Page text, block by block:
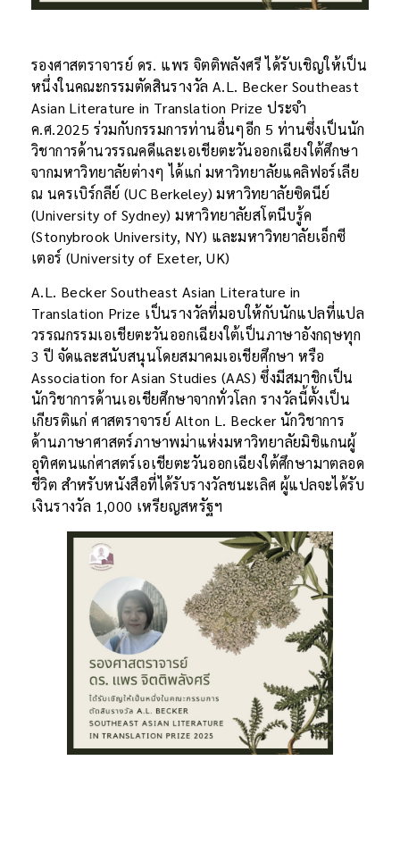
รองศาสตราจารย์ ดร. แพร จิตติพลังศรี ได้รับเชิญให้เป็น
หนึ่งในคณะกรรมตัดสินรางวัล A.L. Becker Southeast
Asian Literature in Translation Prize ประจำ
ค.ศ.2025 ร่วมกับกรรมการท่านอื่นๆอีก 5 ท่านซึ่งเป็นนัก
วิชาการด้านวรรณคดีและเอเชียตะวันออกเฉียงใต้ศึกษา
จากมหาวิทยาลัยต่างๆ ได้แก่ มหาวิทยาลัยแคลิฟอร์เลีย
ณ นครเบิร์กลีย์ (UC Berkeley) มหาวิทยาลัยซิดนีย์
(University of Sydney) มหาวิทยาลัยสโตนีบรู้ค
(Stonybrook University, NY) และมหาวิทยาลัยเอ็กซี
เตอร์ (University of Exeter, UK)
A.L. Becker Southeast Asian Literature in
Translation Prize เป็นรางวัลที่มอบให้กับนักแปลที่แปล
วรรณกรรมเอเชียตะวันออกเฉียงใต้เป็นภาษาอังกฤษทุก
3 ปี จัดและสนับสนุนโดยสมาคมเอเชียศึกษา หรือ
Association for Asian Studies (AAS) ซึ่งมีสมาชิกเป็น
นักวิชาการด้านเอเชียศึกษาจากทั่วโลก รางวัลนี้ตั้งเป็น
เกียรติแก่ ศาสตราจารย์ Alton L. Becker นักวิชาการ
ด้านภาษาศาสตร์ภาษาพม่าแห่งมหาวิทยาลัยมิชิแกนผู้
อุทิศตนแก่ศาสตร์เอเชียตะวันออกเฉียงใต้ศึกษามาตลอด
ชีวิต สำหรับหนังสือที่ได้รับรางวัลชนะเลิศ ผู้แปลจะได้รับ
เงินรางวัล 1,000 เหรียญสหรัฐฯ